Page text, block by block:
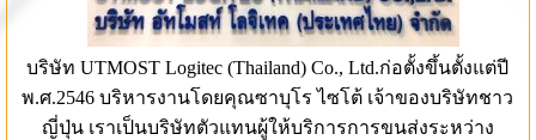
บริษัท UTMOST Logitec (Thailand) Co., Ltd.ก่อตั้งขึ้นตั้งแต่ปี
พ.ศ.2546 บริหารงานโดยคุณซาบุโร ไซโต้ เจ้าของบริษัทชาว
ญี่ปุ่น เราเป็นบริษัทตัวแทนผู้ให้บริการการขนส่งระหว่าง